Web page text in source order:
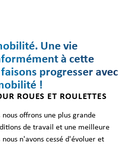
Une vie
à cette
progresser avec
!
ROUES ET ROULETTES
offrons une plus grande
de travail et une meilleure
n'avons cessé d'évoluer et